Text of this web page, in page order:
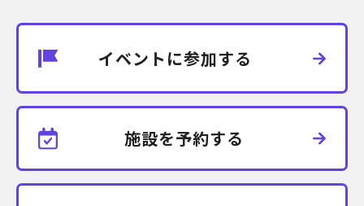
イベントに参加する
施設を予約する